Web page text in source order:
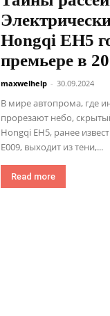
Hongqi EH5
премьере в
maxwelhelp - 30.09.2024
В мире автопрома, где
прорезают небо,
Hongqi EH5, ранее
E009, выходит из тени,...
Read more